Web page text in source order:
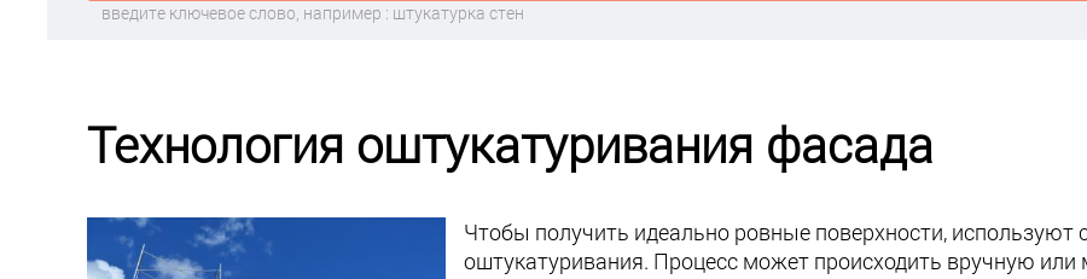
введите ключевое слово, например : штукатурка стен
Технология оштукатуривания фасада
Чтобы получить идеально ровные поверхности,
оштукатуривания. Процесс может происходить вручную